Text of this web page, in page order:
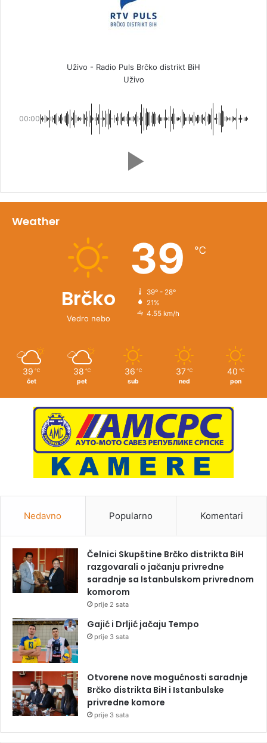
Uživo - Radio Puls Brčko distrikt BiH
Uživo
00:00
Weather
Brčko
Vedro nebo
39 ℃
39º - 28º
21%
4.55 km/h
39 ℃
čet
38 ℃
pet
36 ℃
sub
37 ℃
ned
40 ℃
pon
Nedavno Popularno Komentari
Čelnici Skupštine Brčko distrikta BiH
razgovarali o jačanju privredne
saradnje sa Istanbulskom privrednom
komorom
prije 2 sata
Gajić i Drljić jačaju Tempo
prije 3 sata
Otvorene nove mogućnosti saradnje
Brčko distrikta BiH i Istanbulske
privredne komore
prije 3 sata